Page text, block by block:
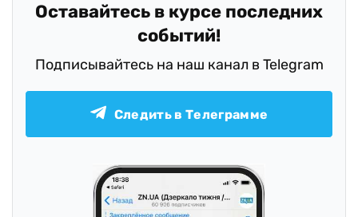
Оставайтесь в курсе последних
событий!
Подписывайтесь на наш канал в Telegram
Следить в Телеграмме